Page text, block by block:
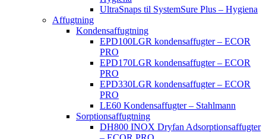
UltraSnaps til SystemSure Plus – Hygiena
Affugtning
Kondensaffugtning
EPD100LGR kondensaffugter – ECOR
PRO
EPD170LGR kondensaffugter – ECOR
PRO
EPD330LGR kondensaffugter – ECOR
PRO
LE60 Kondensaffugter – Stahlmann
Sorptionsaffugtning
DH800 INOX Dryfan Adsorptionsaffugter